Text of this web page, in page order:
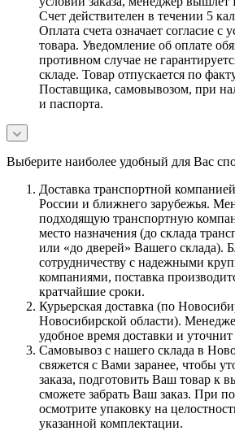
Счет действителен в течении 5
Оплата счета означает согласие с
товара. Уведомление об оплате
противном случае не
складе. Товар отпускается по
Поставщика, самовывозом, при
и паспорта.
Выберите наиболее удобный для Вас
Доставка транспортной
России и ближнего зарубежья.
подходящую транспортную
место назначения (до склада
или «до дверей» Вашего склада).
сотрудничеству с надежными
компаниями, поставка
кратчайшие сроки.
Курьерская доставка (по
Новосибирской области).
удобное время доставки и уточнит
Самовывоз с нашего склада в
свяжется с Вами заранее, чтобы
заказа, подготовить Ваш товар к
сможете забрать Ваш заказ. При
осмотрите упаковку на
указанной комплектации.